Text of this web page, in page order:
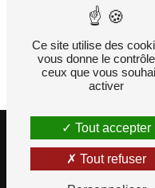
par courrier électronique à
lafadeze.com. Un
Nous conservons vos
contact puis pendant la
probatoires et de gestion
vous inscrire sur la liste
téléphonique, disponible à
Consultez le site cnil.fr
-
Ce site utilise des
vous donne le
ceux que vous
activer
Tout accepter
Tout refuser